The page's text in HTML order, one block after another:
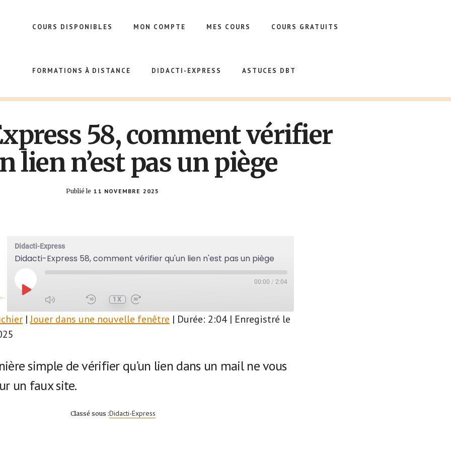
COURS DISPONIBLES MON COMPTE MES COURS COURS GRATUITS
FORMATIONS À DISTANCE DIDACTI-EXPRESS ASTUCES DBT
58, comment vérifier
lien n’est pas un piège
Publié le 11 NOVEMBRE 2025
Didacti-Express
Didacti-Express 58, comment vérifier qu'un lien n'est pas un piège
PLAY
EPISODE
1X
00:00 / 2:04
SUBSCRIBE SHARE
|Jouer dans une nouvelle fenêtre | Durée: 2:04 | Enregistré le
simple de vérifier qu’un lien dans un mail ne vous
un faux site.
Classé sous :Didacti-Express